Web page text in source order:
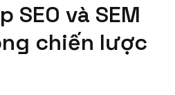
SEO và SEM
chiến lược